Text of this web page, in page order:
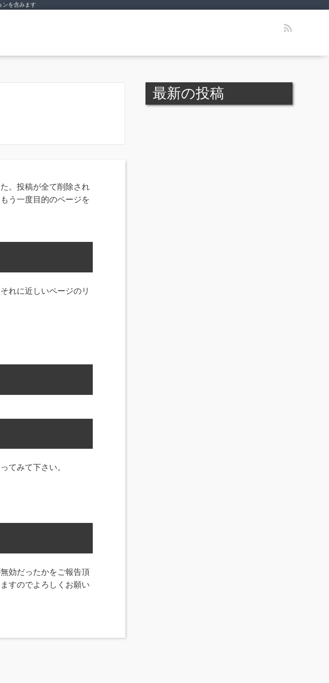
ンを含みます
。投稿が全て削除され
う一度目的のページを
れに近しいページのリ
てみて下さい。
効だったかをご報告頂
すのでよろしくお願い
最新の投稿